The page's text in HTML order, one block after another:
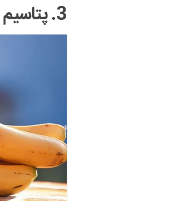
3. پتاسیم و سدیم مصرف کنید